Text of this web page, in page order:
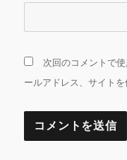
次回のコメントで
ールアドレス、サイトを